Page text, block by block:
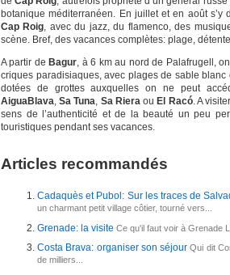
botanique méditerranéen. En juillet et en août s’y
Cap Roig, avec du jazz, du flamenco, des
scène. Bref, des vacances complètes: plage,
A partir de Bagur, à 6 km au nord de Palafrugell,
criques paradisiaques, avec plages de sable
dotées de grottes auxquelles on ne peut
AiguaBlava,Sa Tuna, Sa Rieraou El Racó. A
sens de l’authenticité et de la beauté un peu
touristiques pendant ses vacances.
Articles recommandés
Cadaquès et Pubol: Sur les traces de
un charmant petit village côtier, tourné vers...
Grenade: la visite Ce qu'il faut voir à Grenade
Costa Brava: organiser son séjourQui dit
de milliers...